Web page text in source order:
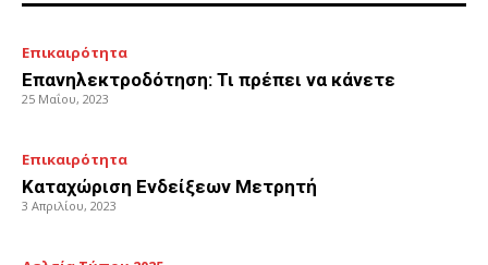
Επικαιρότητα
Επανηλεκτροδότηση: Τι πρέπει να κάνετε
25 Μαΐου, 2023
Επικαιρότητα
Καταχώριση Ενδείξεων Μετρητή
3 Απριλίου, 2023